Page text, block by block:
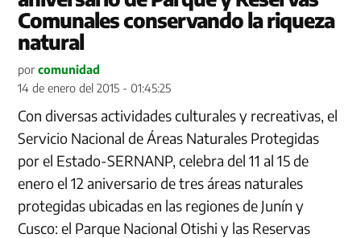
Comunales conservando la riqueza
natural
por comunidad
14 de enero del 2015 - 01:45:25
Con diversas actividades culturales y recreativas, el
Servicio Nacional de Áreas Naturales Protegidas
por el Estado-SERNANP, celebra del 11 al 15 de
enero el 12 aniversario de tres áreas naturales
protegidas ubicadas en las regiones de Junín y
Cusco: el Parque Nacional Otishi y las Reservas